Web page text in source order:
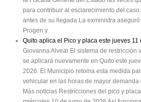
para contribuir al esclarecimiento del
antes de su llegada La exministra
Progen y
Quito aplica el Pico y placa este jueves 11
Giovanna Alvear El sistema de restricción
se aplicará nuevamente en Quito este
2026. El Municipio retoma esta medida
vehicular en las horas de mayor demanda
Más noticias Restricciones del pico y